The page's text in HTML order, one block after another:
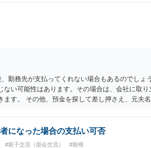
婚しなくてよかったと割り切って、交際を終わ
勤務先が支払ってくれない場合もあるのでしょ
ない可能性はあります。その場合は、会社に取り
ます。 その他、預金を探して差し押さえ、元夫
本の還付請求を行えば還付されます。 ＞他の弁
、取れなかった場合に取り立て訴訟等を起こし
になった場合の支払い可否
#親子交流（面会交流） #親権